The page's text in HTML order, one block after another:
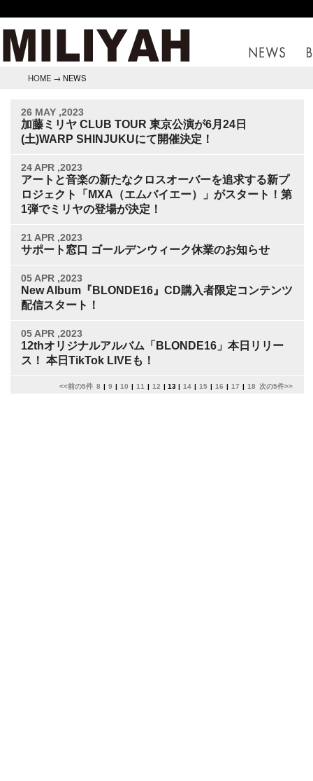
HOME → NEWS
26 MAY ,2023
加藤ミリヤ CLUB TOUR 東京公演が6月24日
(土)WARP SHINJUKUにて開催決定！
24 APR ,2023
アートと音楽の新たなクロスオーバーを追求する新プ
ロジェクト「MXA（エムバイエー）」がスタート！第
1弾でミリヤの登場が決定！
21 APR ,2023
サポート窓口 ゴールデンウィーク休業のお知らせ
05 APR ,2023
New Album『BLONDE16』CD購入者限定コンテンツ
配信スタート！
05 APR ,2023
12thオリジナルアルバム「BLONDE16」本日リリー
ス！ 本日TikTok LIVEも！
<<前の5件 8 | 9 | 10 | 11 | 12 | 13 | 14 | 15 | 16 | 17 | 18 次の5件>>